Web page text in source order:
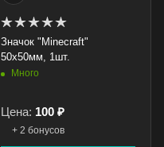
Значок "Minecraft"
50x50мм, 1шт.
Много
Цена: 100 ₽
+ 2 бонусов